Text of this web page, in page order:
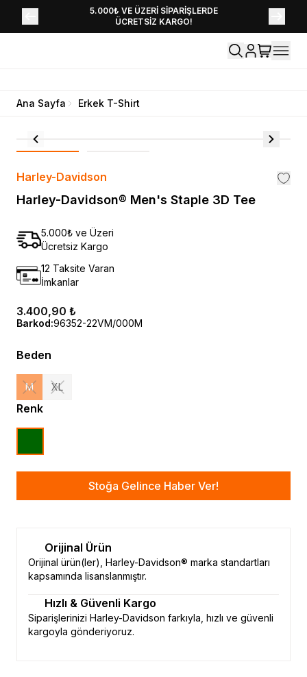
5.000₺ VE ÜZERİ SİPARİŞLERDE
ÜCRETSİZ KARGO!
YENİ SEZON KOLEKSİYONU EKLENDİ,
HEMEN KEŞFET!
Ana Sayfa Erkek T-Shirt
Harley-Davidson
Harley-Davidson® Men's Staple 3D Tee
5.000₺ ve Üzeri
Ücretsiz Kargo
12 Taksite Varan
İmkanlar
3.400,90 ₺
Barkod:96352-22VM/000M
Beden
M XL
Renk
Stoğa Gelince Haber Ver!
Orijinal Ürün
Orijinal ürün(ler), Harley-Davidson® marka standartları
kapsamında lisanslanmıştır.
Hızlı & Güvenli Kargo
Siparişlerinizi Harley-Davidson farkıyla, hızlı ve güvenli
kargoyla gönderiyoruz.